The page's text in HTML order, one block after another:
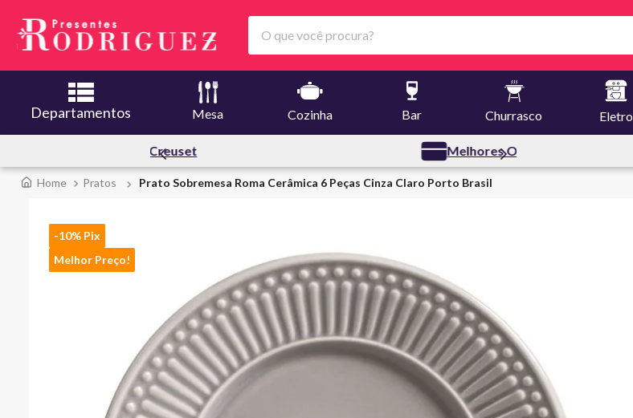
O que você procura?
Departamentos Mesa Cozinha Bar Churrasco Eletro
Pratos Prato Sobremesa Roma Cerâmica 6 Peças Cinza Claro Porto Brasil
-10% Pix
Melhor Preço!